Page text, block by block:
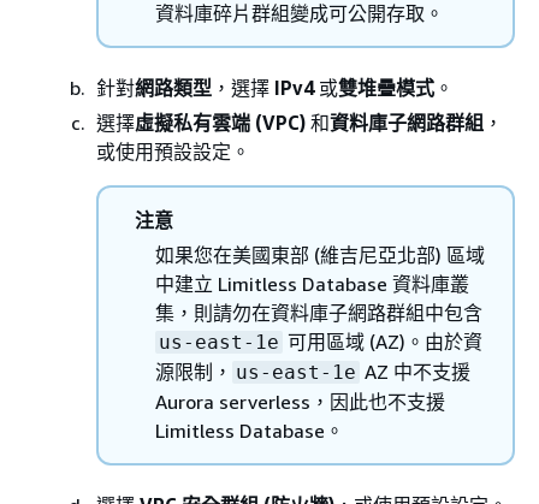
資料庫碎片群組變成可公開存取。
針對網路類型 ，選擇 IPv4或雙堆疊模式 。
選擇虛擬私有雲端 (VPC) 和資料庫子網路群組 ，
或使用預設設定。
注意
如果您在美國東部 (維吉尼亞北部) 區域
中建立 Limitless Database 資料庫叢
集，則請勿在資料庫子網路群組中包含
us-east-1e 可用區域 (AZ)。由於資
源限制， us-east-1e AZ 中不支援
Aurora serverless，因此也不支援
Limitless Database。